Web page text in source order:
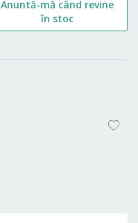
Anuntă-mă când revine
în stoc